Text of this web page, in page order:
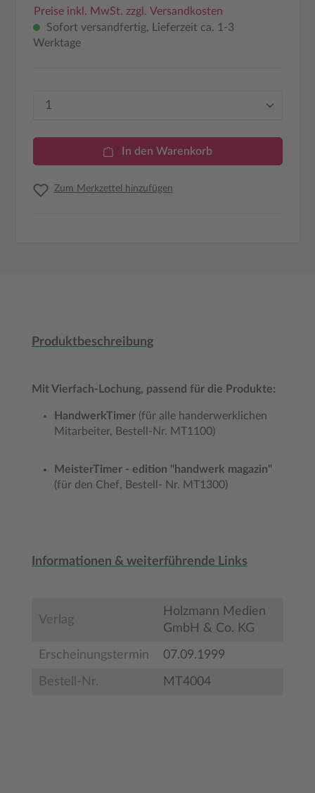
Preise inkl. MwSt. zzgl. Versandkosten
Sofort versandfertig, Lieferzeit ca. 1-3
Werktage
Produkt Anzahl: Gib den gewünschten
In den Warenkorb
Zum Merkzettel hinzufügen
Produktbeschreibung
Mit Vierfach-Lochung, passend für die Produkte:
HandwerkTimer (für alle handerwerklichen
Mitarbeiter, Bestell-Nr. MT1100)
MeisterTimer - edition "handwerk magazin"
(für den Chef, Bestell- Nr. MT1300)
Informationen & weiterführende Links
Verlag
Holzmann Medien
GmbH & Co. KG
Erscheinungstermin 07.09.1999
Bestell-Nr. MT4004